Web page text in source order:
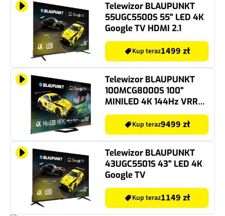
Telewizor BLAUPUNKT
55UGC5500S 55" LED 4K
Google TV HDMI 2.1
Kup teraz1499 zł
Telewizor BLAUPUNKT
100MCG8000S 100"
MINILED 4K 144Hz VRR
Google TV Dolby Atmos
Dolby Vision HDMI 2.1
Kup teraz9499 zł
Telewizor BLAUPUNKT
43UGC5501S 43" LED 4K
Google TV
Kup teraz1149 zł